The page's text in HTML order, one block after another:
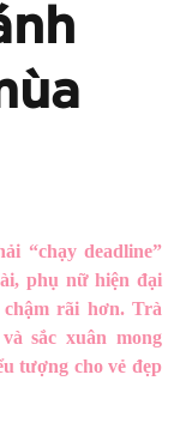
“chạy deadline”
phụ nữ hiện đại
rãi hơn. Trà
sắc xuân mong
tượng cho vẻ đẹp